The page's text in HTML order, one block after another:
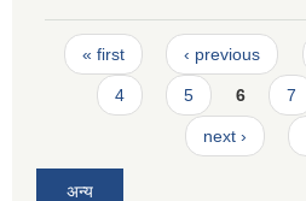
Pages
« first ‹ previous
4 5 6 7
next ›
अन्य